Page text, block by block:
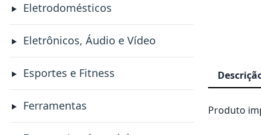
Eletrodomésticos
Eletrônicos, Áudio e Vídeo
Esportes e Fitness
Ferramentas Produto